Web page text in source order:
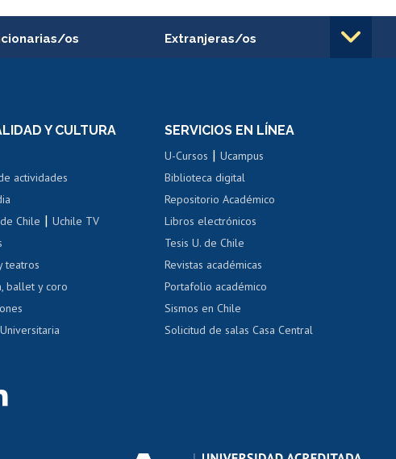
os
de movilidad interna
de renta
de renta
de correo uchile
Extranjeras/os
Movilidad Estudiantil
Cursos de español
sexual y violencia
Y CULTURA
actividades
Chile |Uchile TV
teatros
ballet y coro
SERVICIOS EN LÍNEA
U-Cursos |Ucampus
Biblioteca digital
Repositorio Académico
Libros electrónicos
Tesis U. de Chile
Revistas académicas
Portafolio académico
Sismos en Chile
Solicitud de salas Casa Central